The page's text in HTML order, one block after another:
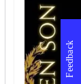
Feedback